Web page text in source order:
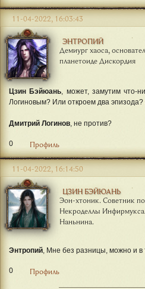
ЭНТРОПИЙ
Демиург хаоса,
планетоиде Дискордия
11-04-2022, 16:03:43
Цзин Бэйюань , может, замутим что-
Логиновым? Или откроем два
Дмитрий Логинов , не против?
0 Профиль
ЦЗИН БЭЙЮАНЬ
Эон-хтоник. Советник
Некроделлы
Наньнина.
11-04-2022, 16:14:50
Энтропий , Мне без разницы, можно и в
0 Профиль